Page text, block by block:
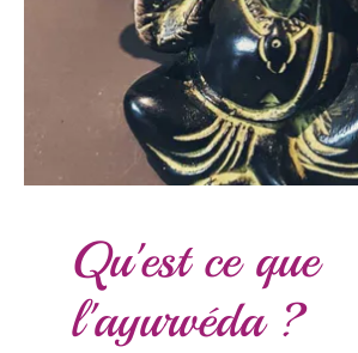
Qu'est ce que
l'ayurvéda ?